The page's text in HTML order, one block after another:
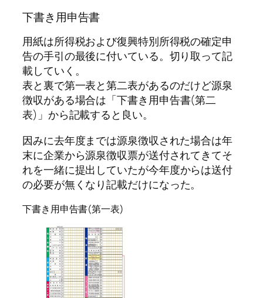
下書き用申告書
用紙は所得税および復興特別所得税の確定申
告の手引の最後に付いている。切り取って記
載していく。
表と裏で第一表と第二表があるのだけど源泉
徴収がある場合は「下書き用申告書(第二
表)」から記載すると良い。
因みに去年度までは源泉徴収された場合は年
末に企業から源泉徴収票が送付されてきてそ
れを一緒に提出していたが今年度からは送付
の必要が無くなり記載だけになった。
下書き用申告書(第一表)